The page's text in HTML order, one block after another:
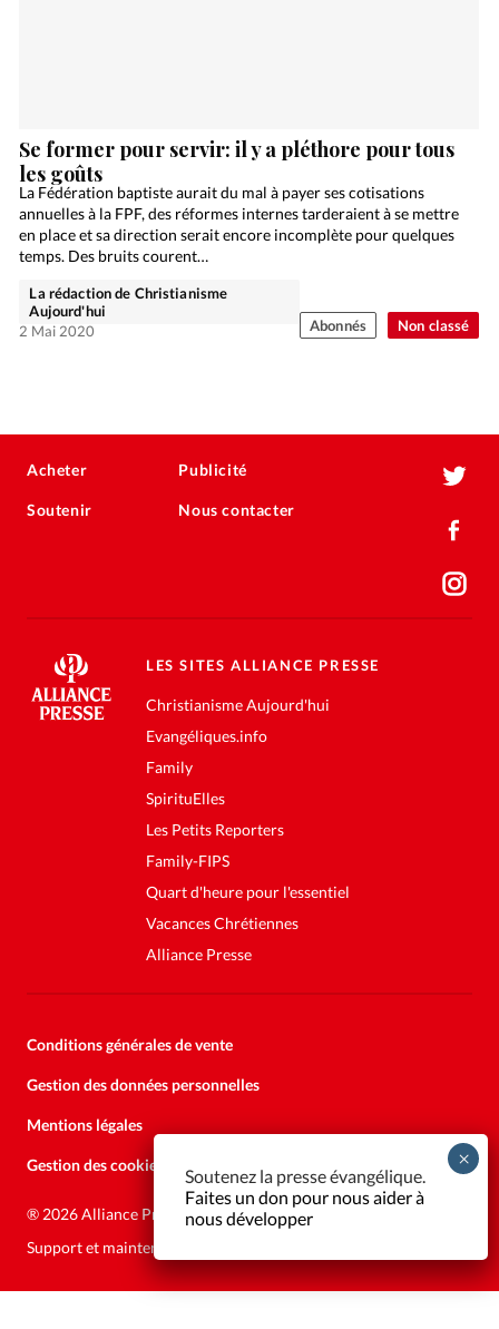
Non classé
Se former pour servir: il y a pléthore pour tous
les goûts
La Fédération baptiste aurait du mal à payer ses cotisations
annuelles à la FPF, des réformes internes tarderaient à se mettre
en place et sa direction serait encore incomplète pour quelques
temps. Des bruits courent…
La rédaction de Christianisme
Aujourd'hui
2 Mai 2020
Abonnés
Acheter
Soutenir
Publicité
Nous contacter
LES SITES ALLIANCE PRESSE
Christianisme Aujourd'hui
Evangéliques.info
Family
SpirituElles
Les Petits Reporters
Family-FIPS
Quart d'heure pour l'essentiel
Vacances Chrétiennes
Alliance Presse
Conditions générales de vente
Gestion des données personnelles
Mentions légales
Gestion des cookies
® 2026 Alliance Presse
Support et maintenance:
Soutenez la presse évangélique.
Faites un don pour nous aider à
nous développer